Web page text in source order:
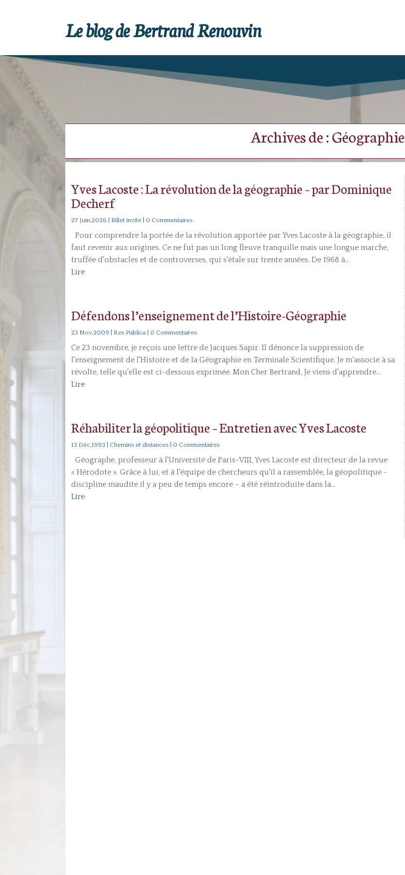
Le blog de Bertrand Renouvin
Archives de : Géographie
Yves Lacoste : La révolution de la géographie – par Dominique
Decherf
27 Juin,2026 Billet invité | 0 Commentaires
Pour comprendre la portée de la révolution apportée par Yves Lacoste à la géographie, il
faut revenir aux origines. Ce ne fut pas un long fleuve tranquille mais une longue marche,
truffée d'obstacles et de controverses, qui s'étale sur trente années. De 1968 à...
Lire
Défendons l’enseignement de l’Histoire-Géographie
23 Nov,2009 Res Publica | 0 Commentaires
Ce 23 novembre, je reçois une lettre de Jacques Sapir. Il dénonce la suppression de
l'enseignement de l'Histoire et de la Géographie en Terminale Scientifique. Je m'associe à sa
révolte, telle qu'elle est ci-dessous exprimée. Mon Cher Bertrand, Je viens d'apprendre...
Lire
Réhabiliter la géopolitique – Entretien avec Yves Lacoste
13 Déc,1993 Chemins et distances | 0 Commentaires
Géographe, professeur à l'Université de Paris-VIII, Yves Lacoste est directeur de la revue
« Hérodote ». Grâce à lui, et à l'équipe de chercheurs qu'il a rassemblée, la géopolitique -
discipline maudite il y a peu de temps encore – a été réintroduite dans la...
Lire